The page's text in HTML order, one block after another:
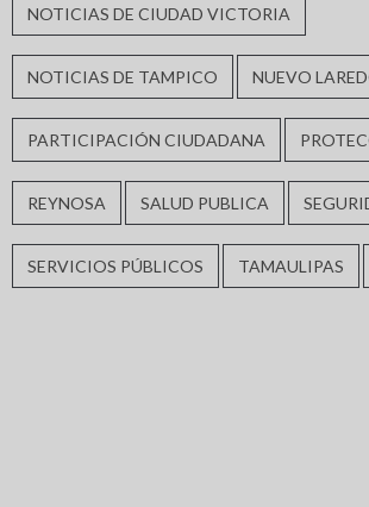
NOTICIAS DE CIUDAD VICTORIA
NOTICIAS DE TAMPICO NUEVO
PARTICIPACIÓN CIUDADANA
REYNOSA SALUD PUBLICA
SERVICIOS PÚBLICOS TAMAULIPAS